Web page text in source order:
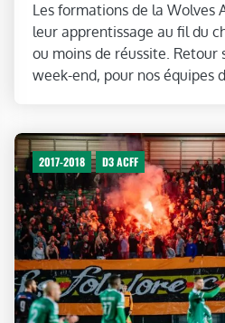
Les formations de la Wolves
leur apprentissage au fil du
ou moins de réussite. Retour
week-end, pour nos équipes
2017-2018 D3 ACFF